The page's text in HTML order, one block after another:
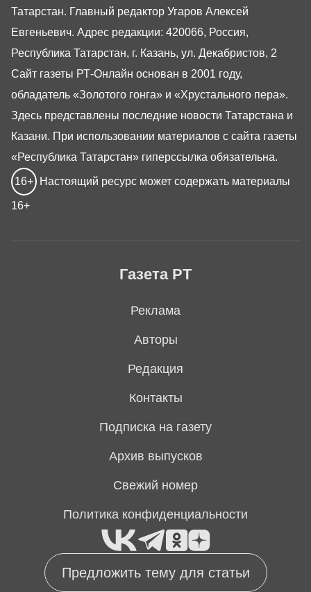
Предложить тему для статьи
Газета РТ
Реклама
Авторы
Редакция
Контакты
Подписка на газету
Архив выпусков
Свежий номер
Политика конфиденциальности
Татарстан. Главный редактор Угаров Алексей
Евгеньевич. Адрес редакции: 420066, Россия,
Республика Татарстан, г. Казань, ул. Декабристов, 2
Сайт газеты РТ-Онлайн основан в 2001 году,
обладатель «Золотого гонга» и «Хрустального пера».
Здесь представлены последние новости Татарстана и
Казани. При использовании материалов с сайта газеты
«Республика Татарстан» гиперссылка обязательна.
16+ Настоящий ресурс может содержать материалы
16+